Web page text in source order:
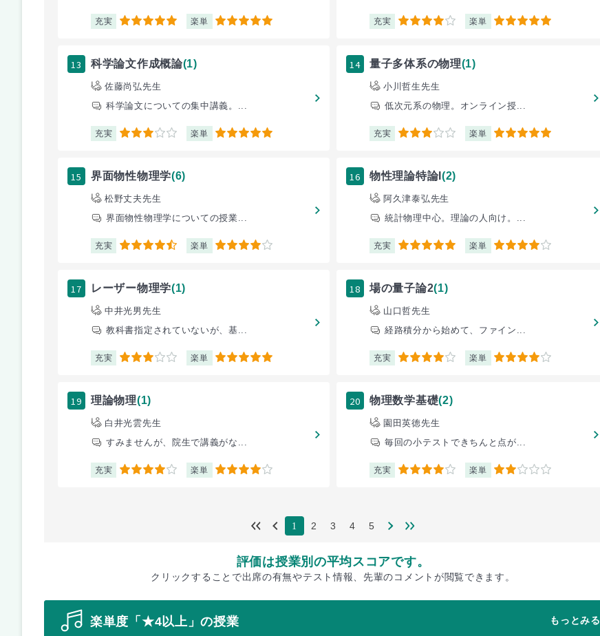
充実 5 楽単 5 充実 4 楽単 5
13 科学論文作成概論(1)
佐藤尚弘先生
科学論文についての集中講義。...
充実 3 楽単 5
14 量子多体系の物理(1)
小川哲生先生
低次元系の物理。オンライン授...
充実 3 楽単 5
15 界面物性物理学(6)
松野丈夫先生
界面物性物理学についての授業...
充実 4.5 楽単 4
16 物性理論特論I (2)
阿久津泰弘先生
統計物理中心。理論の人向け。...
充実 5 楽単 4
17 レーザー物理学(1)
中井光男先生
教科書指定されていないが、基...
充実 3 楽単 5
18 場の量子論2(1)
山口哲先生
経路積分から始めて、ファイン...
充実 4 楽単 4
19 理論物理(1)
白井光雲先生
すみませんが、院生で講義がな...
充実 4 楽単 4
20 物理数学基礎(2)
園田英徳先生
毎回の小テストできちんと点が...
充実 4 楽単 2
1 2 3 4 5
評価は授業別の平均スコアです。
クリックすることで出席の有無やテスト情報、先輩のコメントが閲覧できます。
楽単度「★4以上」の授業 もっとみる